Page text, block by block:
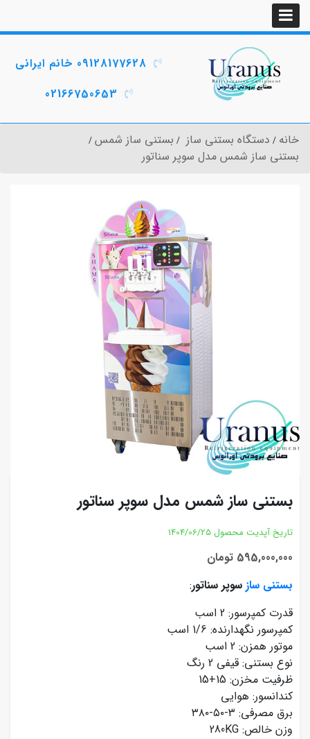
09128177628 خانم ایرانی
02166750653
خانه دستگاه بستنی ساز
بستنی ساز شمس
بستنی ساز شمس مدل سوپر سناتور
بستنی ساز شمس مدل سوپر سناتور
تاریخ آپدیت محصول 1404/06/25
595,000,000 تومان
بستنی ساز سوپر سناتور:
قدرت کمپرسور: 2 اسب
کمپرسور نگهدارنده: 1/6 اسب
موتور همزن: 2 اسب
نوع بستنی: قیفی 2 رنگ
ظرفیت مخزن: 15+15
کندانسور: هوایی
برق مصرفی: ۳-۵۰-۳۸۰
وزن خالص: 280KG